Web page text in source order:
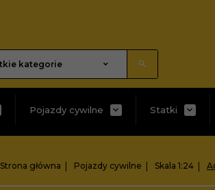
kategorie
Pojazdy cywilne Statki
Strona główna Pojazdy cywilne Skala 1:24